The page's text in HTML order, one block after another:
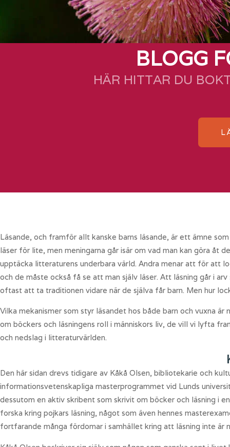
BLOGG
HÄR HITTAR DU
Läsande, och framför allt kanske barns läsande, är ett ämne
läser för lite, men meningarna går isär om vad man kan göra åt
upptäcka litteraturens underbara värld. Andra menar att för att
och de måste också få se att man själv läser. Att läsning går i
oftast att ta traditionen vidare när de själva får barn. Men hur
Vilka mekanismer som styr läsandet hos både barn och vuxna
om böckers och läsningens roll i människors liv, de vill vi lyfta
och nedslag i litteraturvärlden.
Den här sidan drevs tidigare av Kåkå Olsen, bibliotekarie och
informationsvetenskapliga masterprogrammet vid Lunds
dessutom en aktiv skribent som skrivit om böcker och läsning i
forska kring pojkars läsning, något som även hennes
fortfarande många fördomar i samhället kring att läsning inte är